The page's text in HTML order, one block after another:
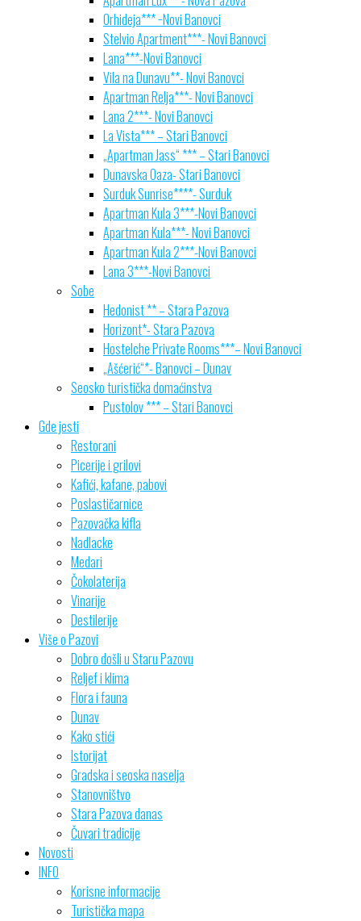
Orhideja*** −Novi Banovci
Stelvio Apartment***- Novi Banovci
Lana***-Novi Banovci
Vila na Dunavu**- Novi Banovci
Apartman Relja***- Novi Banovci
Lana 2***- Novi Banovci
La Vista*** – Stari Banovci
„Apartman Jass“ *** – Stari Banovci
Dunavska Oaza- Stari Banovci
Surduk Sunrise****- Surduk
Apartman Kula 3***-Novi Banovci
Apartman Kula***- Novi Banovci
Apartman Kula 2***-Novi Banovci
Lana 3***-Novi Banovci
Sobe
Hedonist ** – Stara Pazova
Horizont*- Stara Pazova
Hostelche Private Rooms***– Novi Banovci
„Ašćerić“*- Banovci – Dunav
Seosko turistička domaćinstva
Pustolov *** – Stari Banovci
Gde jesti
Restorani
Picerije i grilovi
Kafići, kafane, pabovi
Poslastičarnice
Pazovačka kifla
Nadlacke
Medari
Čokolaterija
Vinarije
Destilerije
Više o Pazovi
Dobro došli u Staru Pazovu
Reljef i klima
Flora i fauna
Dunav
Kako stići
Istorijat
Gradska i seoska naselja
Stanovništvo
Stara Pazova danas
Čuvari tradicije
Novosti
INFO
Korisne informacije
Turistička mapa